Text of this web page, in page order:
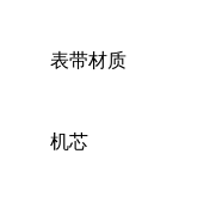
表带材质
机芯